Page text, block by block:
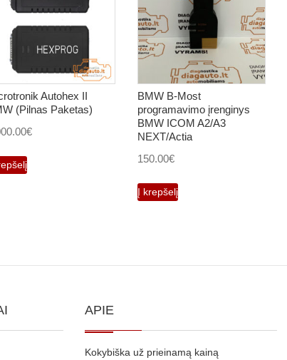
Autohex II
(Pilnas Paketas)
€
BMW B-Most
programavimo įrenginys
BMW ICOM A2/A3
NEXT/Actia
150.00€
Į krepšelį
APIE
Kokybiška už prieinamą kainą